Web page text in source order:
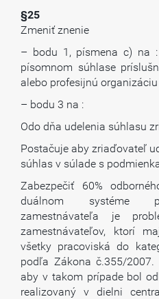
§25
Zmeniť znenie
– bodu 1, písmena c) na
písomnom súhlase
alebo profesijnú organizáciu
– bodu 3 na :
Odo dňa udelenia súhlasu
Postačuje aby zriaďovateľ
súhlas v súlade s
Zabezpečiť 60%
duálnom systéme
zamestnávateľa je
zamestnávateľov, ktorí
všetky pracoviská do
podľa Zákona č.355/2007.
aby v takom prípade bol
realizovaný v dielni